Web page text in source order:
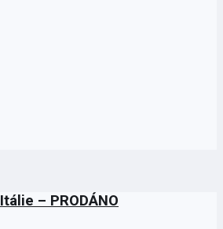
– PRODÁNO